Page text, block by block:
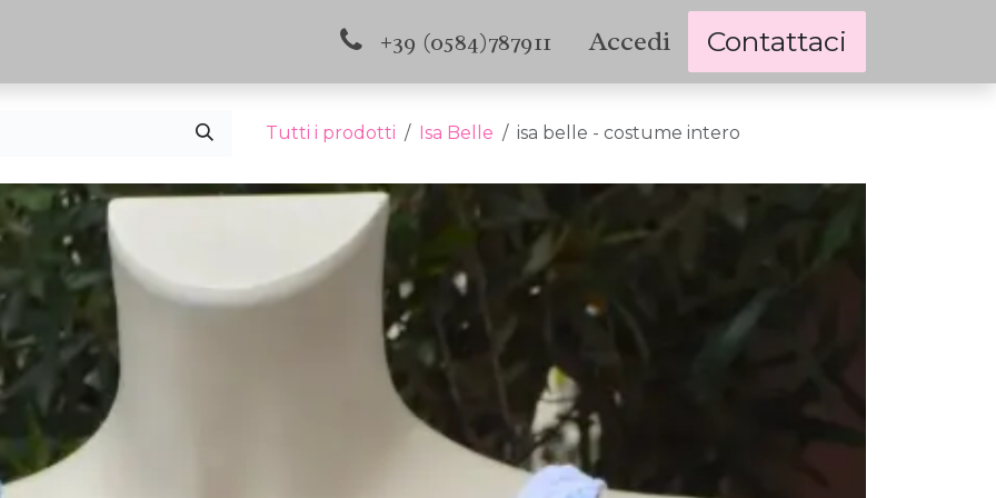
Contattaci +39 (0584)787911 Accedi Contattaci
Tutti i prodotti Isa Belle isa belle - costume intero